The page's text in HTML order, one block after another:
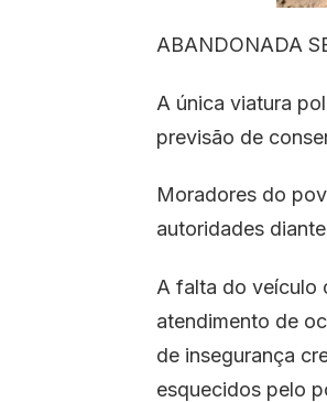
ABANDONADA
A única viatura
previsão de
Moradores do
autoridades
A falta do veículo
atendimento de
de insegurança
esquecidos pelo